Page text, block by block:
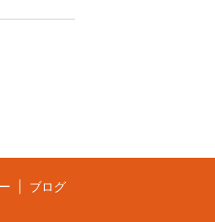
ブログ